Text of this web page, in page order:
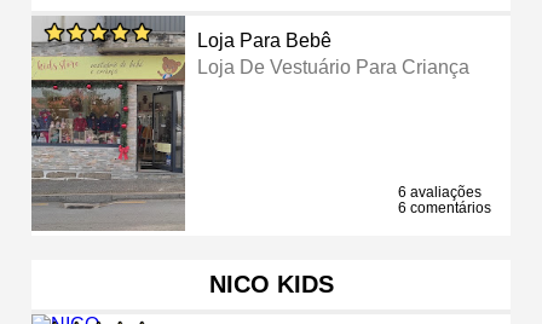
Loja Para Bebê
Loja De Vestuário Para Criança
6 avaliações
6 comentários
NICO KIDS